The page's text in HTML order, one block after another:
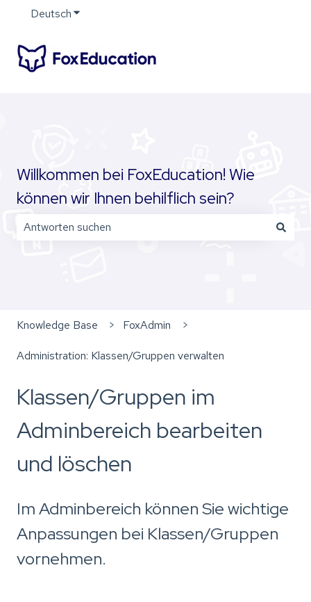
DeutschUntermenü für Übersetzungen anzeigen
Willkommen bei FoxEducation! Wie
können wir Ihnen behilflich sein?
Knowledge Base FoxAdmin
Administration: Klassen/Gruppen verwalten
Klassen/Gruppen im
Adminbereich bearbeiten
und löschen
Im Adminbereich können Sie wichtige
Anpassungen bei Klassen/Gruppen
vornehmen.